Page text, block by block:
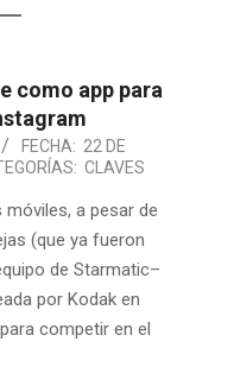
como app para
FECHA: 22 DE
CLAVES
a pesar de
(que ya fueron
de Starmatic–
por Kodak en
competir en el